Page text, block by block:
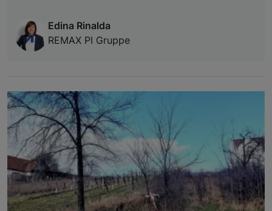
Edina Rinalda
REMAX PI Gruppe